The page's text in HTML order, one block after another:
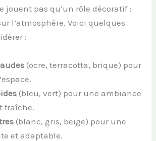
jouent pas qu’un rôle décoratif :
l’atmosphère. Voici quelques
:
(ocre, terracotta, brique) pour
(bleu, vert) pour une ambiance
fraîche.
(blanc, gris, beige) pour une
et adaptable.